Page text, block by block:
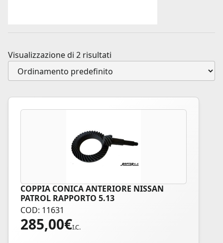
Visualizzazione di 2 risultati
COPPIA CONICA ANTERIORE NISSAN
PATROL RAPPORTO 5.13
COD: 11631
285,00€I.C.